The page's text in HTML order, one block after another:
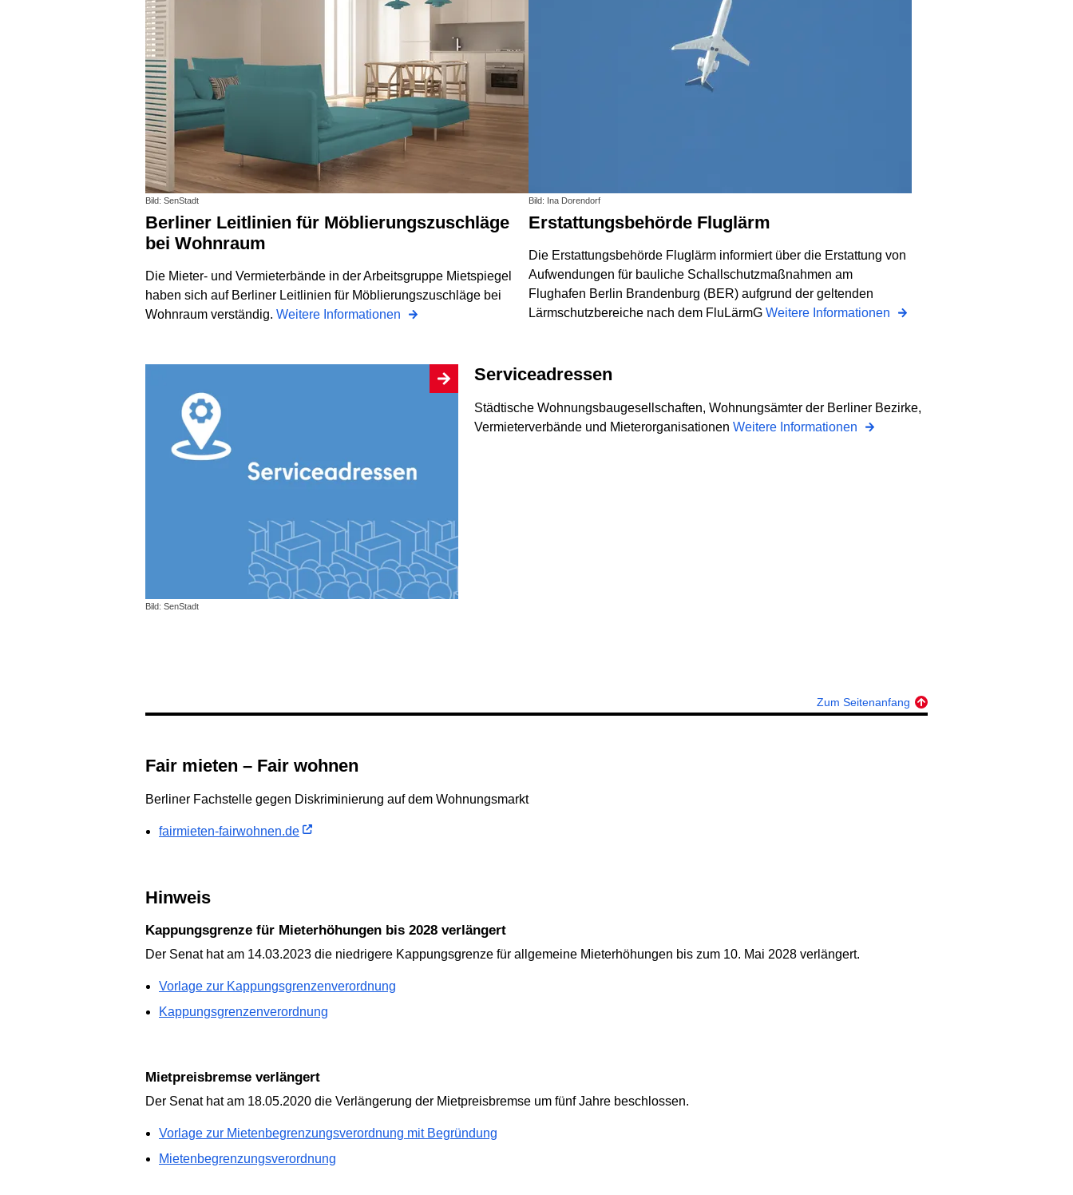
Bild: SenStadt
Berliner Leitlinien für Möblierungszuschläge
bei Wohnraum
Die Mieter- und Vermieterbände in der Arbeitsgruppe Mietspiegel
haben sich auf Berliner Leitlinien für Möblierungszuschläge bei
Wohnraum verständig. Weitere Informationen
Bild: Ina Dorendorf
Erstattungsbehörde Fluglärm
Die Erstattungsbehörde Fluglärm informiert über die Erstattung von
Aufwendungen für bauliche Schallschutz­maßnahmen am
Flughafen Berlin Brandenburg (BER) aufgrund der geltenden
Lärmschutz­bereiche nach dem FluLärmG Weitere Informationen
Bild: SenStadt
Serviceadressen
Städtische Wohnungsbaugesellschaften, Wohnungsämter der Berliner Bezirke,
Vermieterverbände und Mieterorganisationen Weitere Informationen
Zum Seitenanfang
Fair mieten – Fair wohnen
Berliner Fachstelle gegen Diskriminierung auf dem Wohnungs­markt
fairmieten-fairwohnen.de
Hinweis
Kappungsgrenze für Mieterhöhungen bis 2028 verlängert
Der Senat hat am 14.03.2023 die niedrigere Kappungsgrenze für allgemeine Mieterhöhungen bis zum 10. Mai 2028 verlängert.
Vorlage zur Kappungsgrenzenverordnung
Kappungsgrenzenverordnung
Mietpreisbremse verlängert
Der Senat hat am 18.05.2020 die Verlängerung der Mietpreisbremse um fünf Jahre beschlossen.
Vorlage zur Mietenbegrenzungsverordnung mit Begründung
Mietenbegrenzungsverordnung